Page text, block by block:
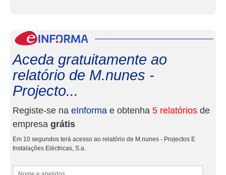
Aceda gratuitamente ao
relatório de M.nunes -
Projecto...
Registe-se na eInforma e obtenha 5 relatórios de
empresa grátis
Em 10 segundos terá acesso ao relatório de M.nunes - Projectos E
Instalações Eléctricas, S.a.